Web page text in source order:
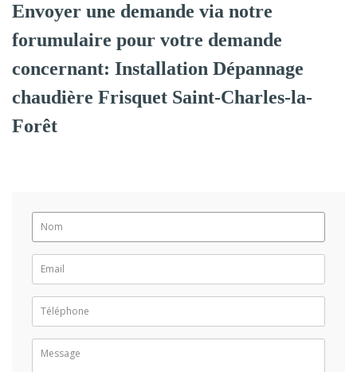
Envoyer une demande via notre
forumulaire pour votre demande
concernant: Installation Dépannage
chaudière Frisquet Saint-Charles-la-
Forêt